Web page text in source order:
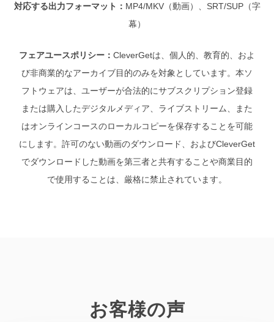
対応する出力フォーマット： MP4/MKV（動画）、SRT/SUP（字
幕）
フェアユースポリシー： CleverGetは、個人的、教育的、およ
び非商業的なアーカイブ目的のみを対象としています。本ソ
フトウェアは、ユーザーが合法的にサブスクリプション登録
または購入したデジタルメディア、ライブストリーム、また
はオンラインコースのローカルコピーを保存することを可能
にします。許可のない動画のダウンロード、およびCleverGet
でダウンロードした動画を第三者と共有することや商業目的
で使用することは、厳格に禁止されています。
お客様の声